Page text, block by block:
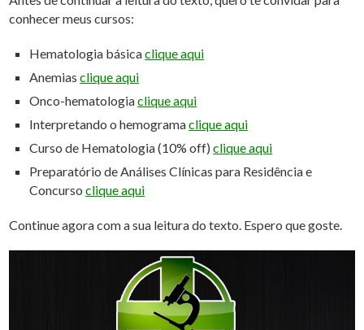
conhecer meus cursos:
Hematologia básicaclique aqui
Anemiasclique aqui
Onco-hematologiaclique aqui
Interpretando o hemogramaclique aqui
Curso de Hematologia (10% off)clique aqui
Preparatório de Análises Clínicas para Residência e
Concursoclique aqui
Continue agora com a sua leitura do texto. Espero que goste.